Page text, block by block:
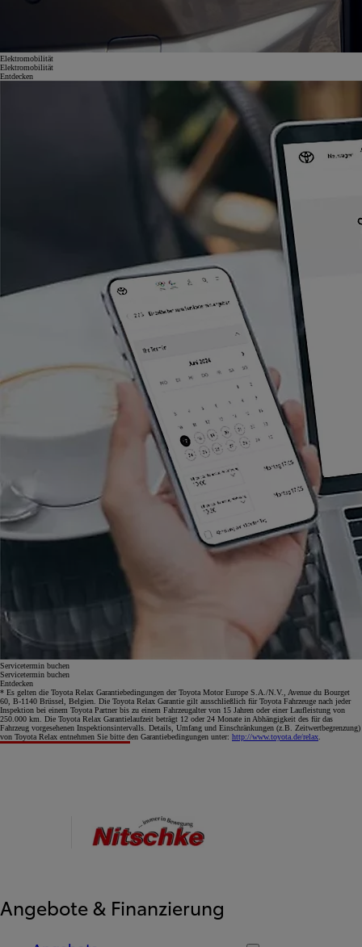
Elektromobilität
Elektromobilität
Entdecken
Servicetermin buchen
Servicetermin buchen
Entdecken
* Es gelten die Toyota Relax Garantiebedingungen der Toyota Motor Europe S.A./N.V., Avenue du Bourget
60, B-1140 Brüssel, Belgien. Die Toyota Relax Garantie gilt ausschließlich für Toyota Fahrzeuge nach jeder
Inspektion bei einem Toyota Partner bis zu einem Fahrzeugalter von 15 Jahren oder einer Laufleistung von
250.000 km. Die Toyota Relax Garantielaufzeit beträgt 12 oder 24 Monate in Abhängigkeit des für das
Fahrzeug vorgesehenen Inspektionsintervalls. Details, Umfang und Einschränkungen (z.B. Zeitwertbegrenzung)
von Toyota Relax entnehmen Sie bitte den Garantiebedingungen unter: http://www.toyota.de/relax.
Angebote & Finanzierung